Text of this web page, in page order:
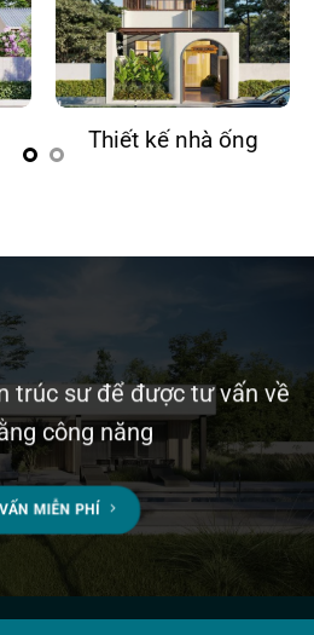
Thiết kế nhà ống
trúc sư để được tư vấn về
công năng
MIỄN PHÍ